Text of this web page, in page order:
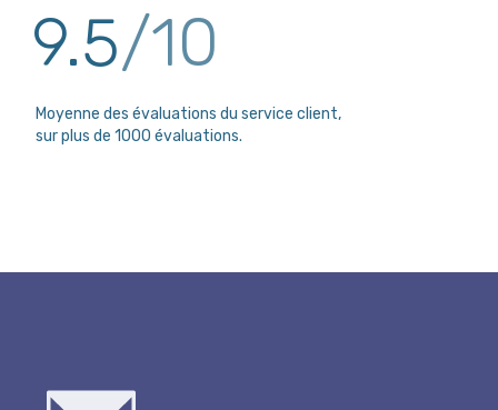
9.5/10
Moyenne des évaluations du service client,
sur plus de 1000 évaluations.